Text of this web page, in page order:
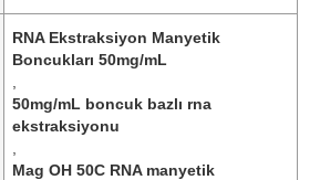
RNA Ekstraksiyon Manyetik
Boncukları 50mg/mL
50mg/mL boncuk bazlı rna
ekstraksiyonu
Mag OH 50C RNA manyetik